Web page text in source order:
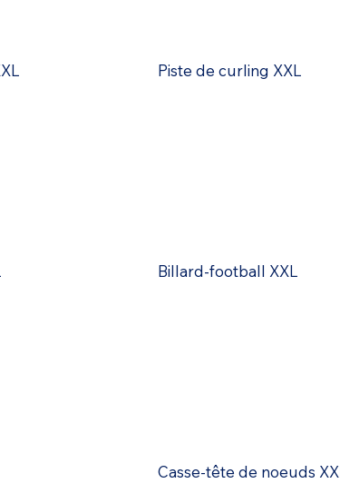
Piste de curling XXL
Billard-football XXL
Casse-tête de noeuds